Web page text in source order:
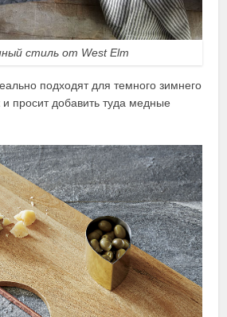
стиль от West Elm
подходят для темного зимнего
и просит добавить туда медные